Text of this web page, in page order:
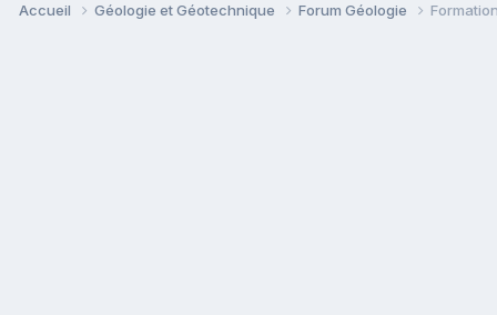
Accueil Géologie et Géotechnique Forum Géologie